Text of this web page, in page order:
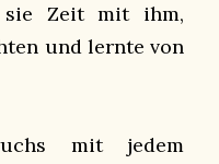
sie Zeit mit ihm,
und lernte von
mit jedem